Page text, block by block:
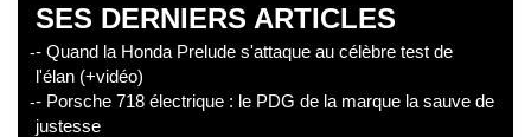
SES DERNIERS ARTICLES
- Quand la Honda Prelude s'attaque au célèbre test de
l'élan (+vidéo)
- Porsche 718 électrique : le PDG de la marque la sauve de
justesse